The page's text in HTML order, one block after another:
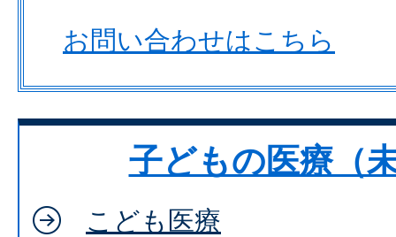
お問い合わせはこちら
子どもの医療（
こども医療